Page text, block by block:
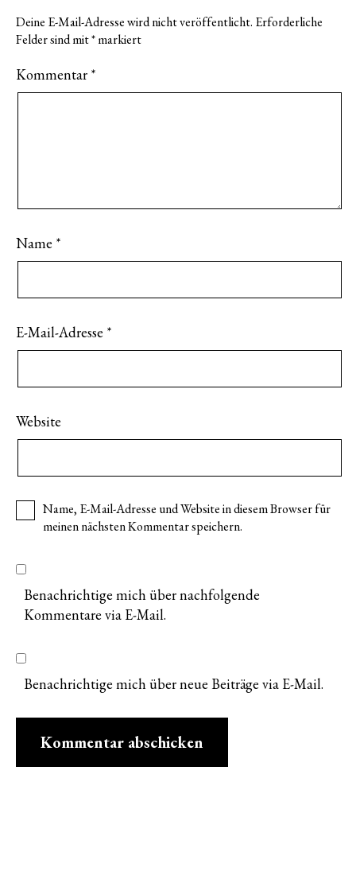
Deine E-Mail-Adresse wird nicht veröffentlicht. Erforderliche
Felder sind mit*markiert
Kommentar *
Name *
E-Mail-Adresse *
Website
Name, E-Mail-Adresse und Website in diesem Browser für
meinen nächsten Kommentar speichern.
Benachrichtige mich über nachfolgende
Kommentare via E-Mail.
Benachrichtige mich über neue Beiträge via E-Mail.